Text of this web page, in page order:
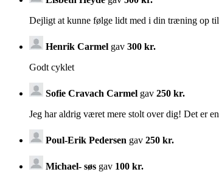
Dejligt at kunne følge lidt med i din træning op
Henrik Carmel gav 300 kr.
Godt cyklet
Sofie Cravach Carmel gav 250 kr.
Jeg har aldrig været mere stolt over dig! Det er
Poul-Erik Pedersen gav 250 kr.
Michael- søs gav 100 kr.